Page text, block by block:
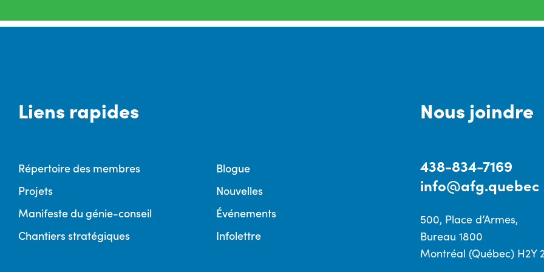
Liens rapides
Répertoire des membres
Blogue
Projets
Nouvelles
Manifeste du génie-conseil
Événements
Chantiers stratégiques
Infolettre
Nous joindre
438-834-7169
info@afg.quebec
500, Place d’Armes,
Bureau 1800
Montréal (Québec) H2Y